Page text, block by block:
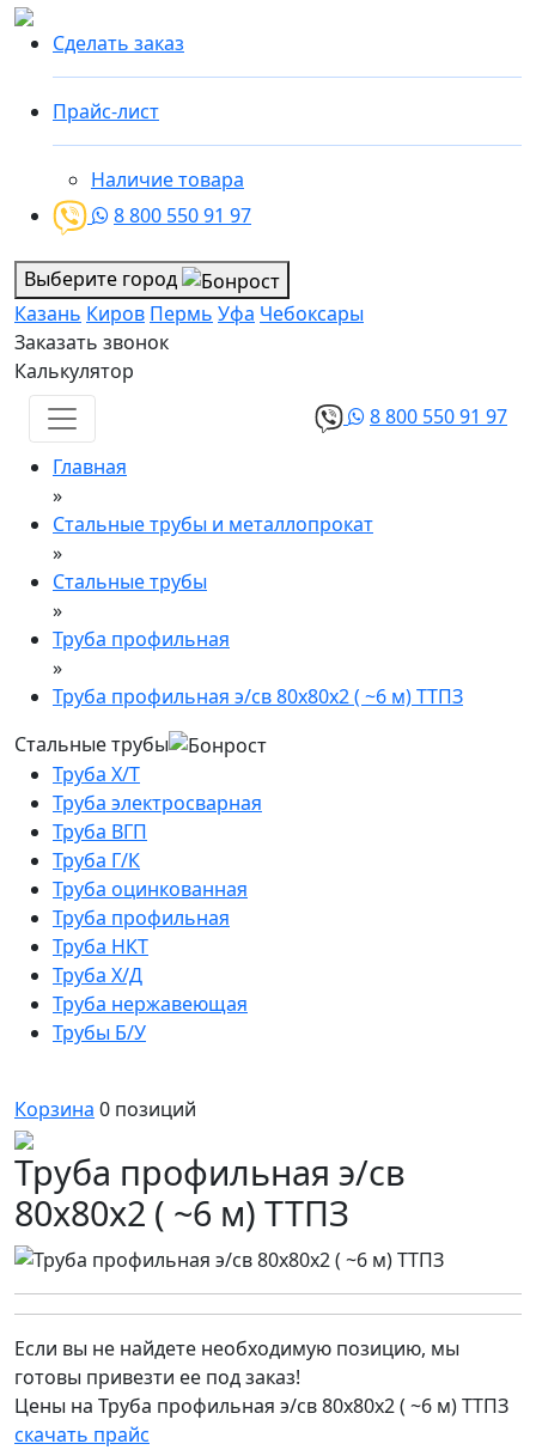
Сделать заказ
Прайс-лист
Наличие товара
8 800 550 91 97
Выберите город
Казань Киров Пермь Уфа Чебоксары
Заказать звонок
Калькулятор
8 800 550 91 97
Главная
»
Стальные трубы и металлопрокат
»
Стальные трубы
»
Труба профильная
»
Труба профильная э/св 80х80х2 ( ~6 м) ТТПЗ
Стальные трубы
Труба Х/Т
Труба электросварная
Труба ВГП
Труба Г/К
Труба оцинкованная
Труба профильная
Труба НКТ
Труба Х/Д
Труба нержавеющая
Трубы Б/У
Корзина 0 позиций
Труба профильная э/св
80х80х2 ( ~6 м) ТТПЗ
Если вы не найдете необходимую позицию, мы
готовы привезти ее под заказ!
Цены на Труба профильная э/св 80х80х2 ( ~6 м) ТТПЗ
скачать прайс